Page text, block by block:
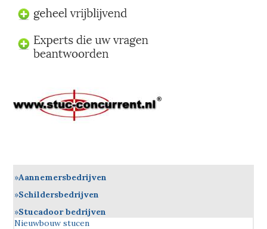
Aannemersbedrijven
Schildersbedrijven
Stucadoor bedrijven
Nieuwbouw stucen